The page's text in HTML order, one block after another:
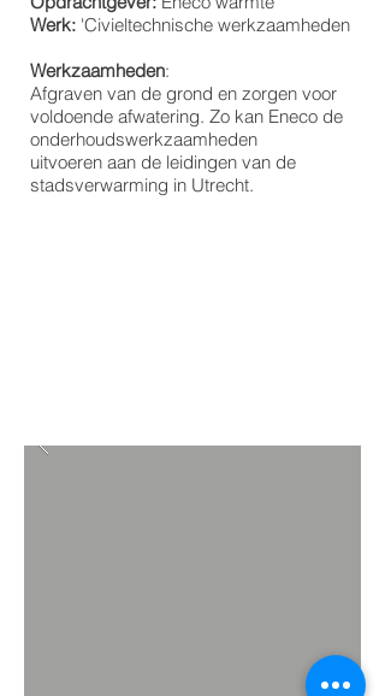
Werk: 'Civieltechnische werkzaamheden
Werkzaamheden:
Afgraven van de grond en zorgen voor
voldoende afwatering. Zo kan Eneco de
onderhoudswerkzaamheden
uitvoeren aan de leidingen van de
stadsverwarming in Utrecht.